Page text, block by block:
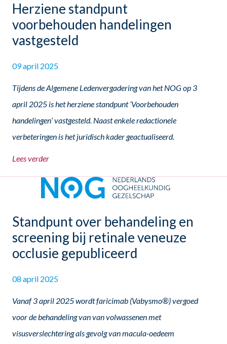
Herziene standpunt
voorbehouden handelingen
vastgesteld
09 april 2025
Tijdens de Algemene Ledenvergadering van het NOG op 3
april 2025 is het herziene standpunt ‘Voorbehouden
handelingen’ vastgesteld. Naast enkele redactionele
verbeteringen is het juridisch kader geactualiseerd.
Lees verder
Standpunt over behandeling en
screening bij retinale veneuze
occlusie gepubliceerd
08 april 2025
Vanaf 3 april 2025 wordt faricimab (Vabysmo®) vergoed
voor de behandeling van van volwassenen met
visusverslechtering als gevolg van macula-oedeem